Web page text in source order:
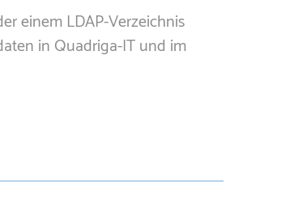
einem LDAP-Verzeichnis
in Quadriga-IT und im